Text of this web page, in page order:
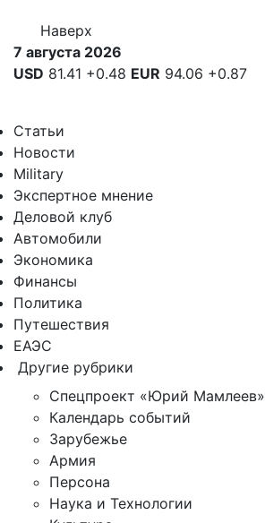
Наверх
7 августа 2026
USD 81.41 +0.48 EUR 94.06 +0.87
Статьи
Новости
Military
Экспертное мнение
Деловой клуб
Автомобили
Экономика
Финансы
Политика
Путешествия
ЕАЭС
Другие рубрики
Спецпроект «Юрий Мамлеев»
Календарь событий
Зарубежье
Армия
Персона
Наука и Технологии